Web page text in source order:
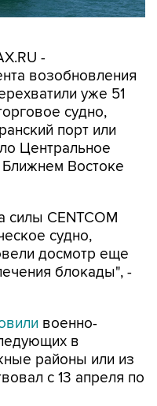
-
возобновления
уже 51
судно,
порт или
Центральное
Востоке
силы CENTCOM
судно,
досмотр еще
блокады", -
военно-
в
районы или из
с 13 апреля по